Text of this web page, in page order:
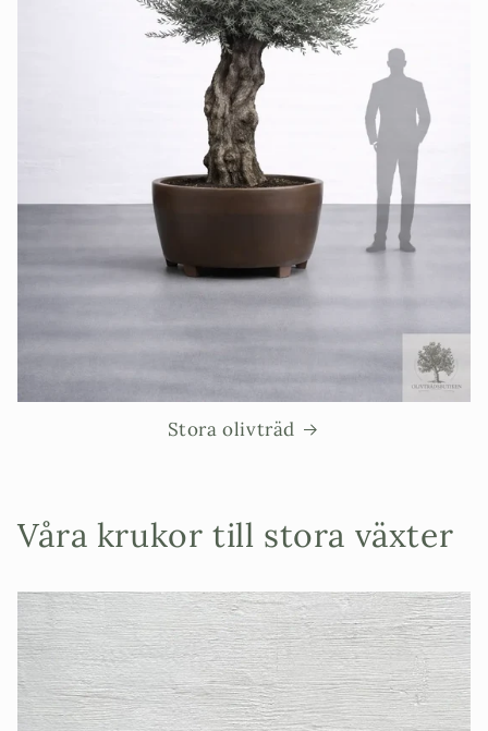
Stora olivträd
Våra krukor till stora växter